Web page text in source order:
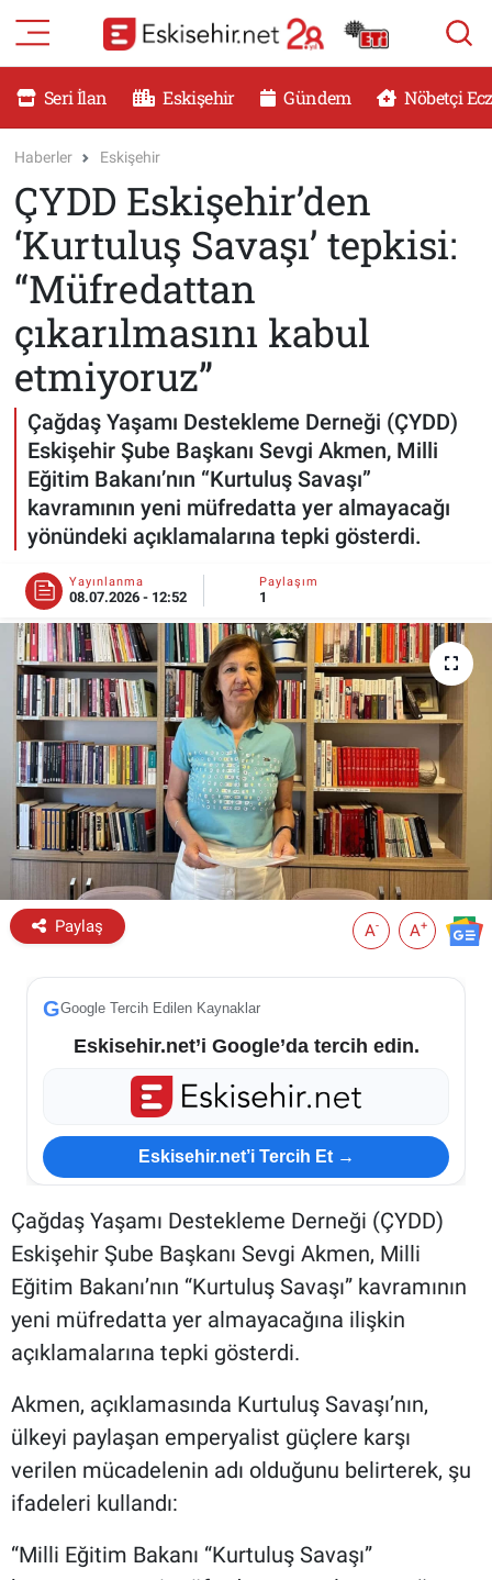
Seri İlan Eskişehir Gündem Nöbetçi
Haberler Eskişehir
ÇYDD Eskişehir’den
‘Kurtuluş Savaşı’ tepkisi:
“Müfredattan
çıkarılmasını kabul
etmiyoruz”
Çağdaş Yaşamı Destekleme Derneği (ÇYDD)
Eskişehir Şube Başkanı Sevgi Akmen, Milli
Eğitim Bakanı’nın “Kurtuluş Savaşı”
kavramının yeni müfredatta yer almayacağı
yönündeki açıklamalarına tepki gösterdi.
Yayınlanma
08.07.2026 - 12:52
Paylaşım
1
Paylaş A- A+
GGoogle Tercih Edilen Kaynaklar
Eskisehir.net’i Google’da tercih edin.
Eskisehir.net’i Tercih Et →
Çağdaş Yaşamı Destekleme Derneği (ÇYDD)
Eskişehir Şube Başkanı Sevgi Akmen, Milli
Eğitim Bakanı’nın “Kurtuluş Savaşı” kavramının
yeni müfredatta yer almayacağına ilişkin
açıklamalarına tepki gösterdi.
Akmen, açıklamasında Kurtuluş Savaşı’nın,
ülkeyi paylaşan emperyalist güçlere karşı
verilen mücadelenin adı olduğunu belirterek, şu
ifadeleri kullandı:
“Milli Eğitim Bakanı “Kurtuluş Savaşı”
RESMİ İLANLAR
DÜNYA
SAĞLIK
MAGAZİN
KADIN
TEKNOLOJİ
YEMEK
ESKİŞEHİR NÖBETÇİ ECZANELER
Eskişehir Haber İçerikleri
Eskişehir Hava Durumu
Eskişehir Tramvay Saatleri
Eskişehir Otobüs Saatleri
Eskişehir Nöbetçi Eczaneler
Eskişehir Namaz Vakitleri
Eskişehir Trafik Yoğunluk Haritası
Süper Lig Puan Durumu ve Fikstür
Tüm Manşetler
Son Dakika Haberleri
Haber Arşivi